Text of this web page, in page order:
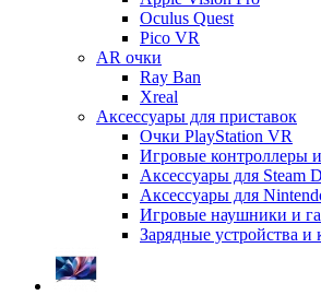
Oculus Quest
Pico VR
AR очки
Ray Ban
Xreal
Аксессуары для приставок
Очки PlayStation VR
Игровые контроллеры
Аксессуары для Steam
Аксессуары для
Игровые наушники и
Зарядные устройства и